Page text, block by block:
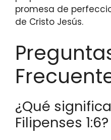
promesa de
de Cristo Jesús.
¿Qué
Filipenses 1:6?